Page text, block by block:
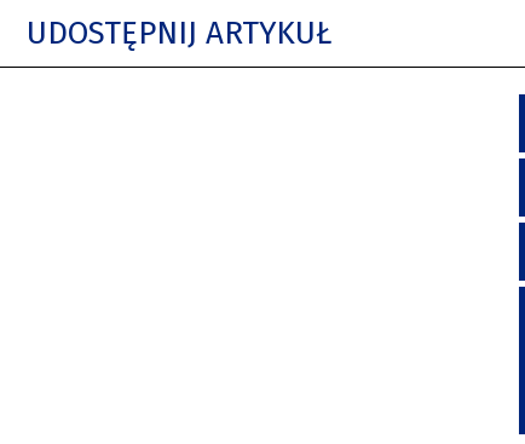
UDOSTĘPNIJ ARTYKUŁ